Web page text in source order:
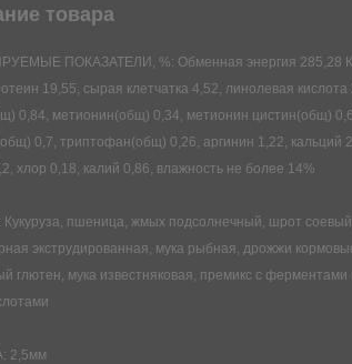
товара
ПОКАЗАТЕЛИ, %: Обменная энергия 285,28
19,55, сырая клетчатка 4,52, линолевая кислота
0,84, метионин(общ) 0,34, метионин цистин(общ)
0,7, триптофан(общ) 0,26, аргинин 1,22, кальций
хлор 0,18, калий 0,86, влажность не более 14%
пшеница, жмых подсолнечный, шрот
экструдированная, мука рыбная, дрожжи
глютен, мука известняковая, премикс с ферментами
2,5мм